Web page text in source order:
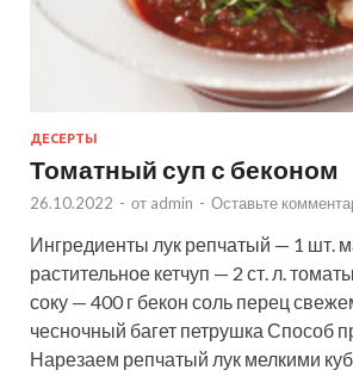
ДЕСЕРТЫ
Томатный суп с беконом
26.10.2022 - от admin - Оставьте
Ингредиенты лук репчатый — 1 шт.
растительное кетчуп — 2 ст. л.
соку — 400 г бекон соль перец
чесночный багет петрушка Способ
Нарезаем репчатый лук мелкими